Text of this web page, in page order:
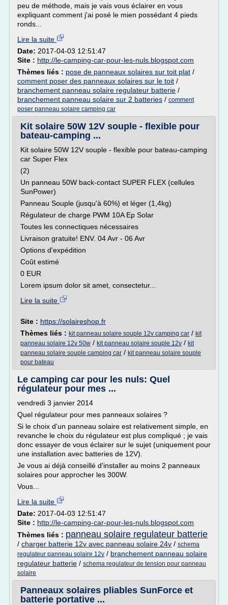
peu de méthode, mais je vais vous éclairer en vous
expliquant comment j'ai posé le mien possédant 4 pieds
ronds...
Lire la suite
Date: 2017-04-03 12:51:47
Site : http://le-camping-car-pour-les-nuls.blogspot.com
Thèmes liés : pose de panneaux solaires sur toit plat /
comment poser des panneaux solaires sur le toit /
branchement panneau solaire regulateur batterie /
branchement panneau solaire sur 2 batteries / comment
poser panneau solaire camping car
Kit solaire 50W 12V souple - flexible pour
bateau-camping ...
Kit solaire 50W 12V souple - flexible pour bateau-camping
car Super Flex
(2)
Un panneau 50W back-contact SUPER FLEX (cellules
SunPower)
Panneau Souple (jusqu'à 60%) et léger (1,4kg)
Régulateur de charge PWM 10A Ep Solar
Toutes les connectiques nécessaires
Livraison gratuite! ENV. 04 Avr - 06 Avr
Options d'expédition
Coût estimé
0 EUR
Lorem ipsum dolor sit amet, consectetur...
Lire la suite
Site : https://solaireshop.fr
Thèmes liés : kit panneau solaire souple 12v camping car / kit
panneau solaire 12v 50w / kit panneau solaire souple 12v / kit
panneau solaire souple camping car / kit panneau solaire souple
pour bateau
Le camping car pour les nuls: Quel
régulateur pour mes ...
vendredi 3 janvier 2014
Quel régulateur pour mes panneaux solaires ?
Si le choix d'un panneau solaire est relativement simple, en
revanche le choix du régulateur est plus compliqué ; je vais
donc essayer de vous éclairer sur le sujet (uniquement pour
une installation avec batteries de 12V).
Je vous ai déjà conseillé d'installer au moins 2 panneaux
solaires pour approcher les 300W.
Vous...
Lire la suite
Date: 2017-04-03 12:51:47
Site : http://le-camping-car-pour-les-nuls.blogspot.com
Thèmes liés : panneau solaire regulateur batterie
/ charger batterie 12v avec panneau solaire 24v / schema
regulateur panneau solaire 12v / branchement panneau solaire
regulateur batterie / schema regulateur de tension pour panneau
solaire
Panneaux solaires pliables SunForce et
batterie portative ...